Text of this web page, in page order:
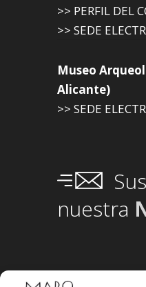
>> PERFIL DEL
>> SEDE
Museo
Alicante)
>> SEDE
nuestra